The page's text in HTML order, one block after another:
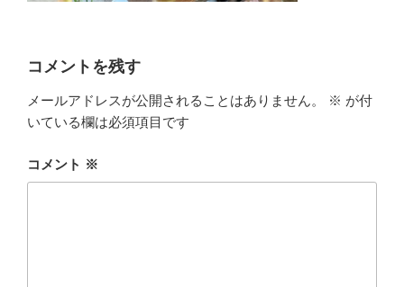
コメントを残す
メールアドレスが公開されることはありません。 ※ が付
いている欄は必須項目です
コメント ※